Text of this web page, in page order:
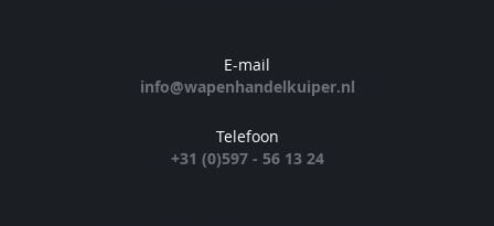
E-mail
info@wapenhandelkuiper.nl
Telefoon
+31 (0)597 - 56 13 24